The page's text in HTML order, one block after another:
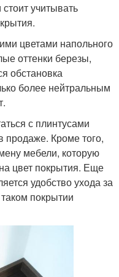
учитывать
цветами напольного
оттенки березы,
обстановка
более нейтральным
с плинтусами
продаже. Кроме того,
мебели, которую
цвет покрытия. Еще
удобство ухода за
покрытии